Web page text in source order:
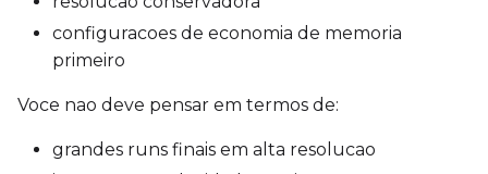
Toggle Use EMA
Use EMA
ToggleUnload TE
Unload TE
ToggleCache Text
Cache Text
configuracoes de economia de memoria
primeiro
Voce nao deve pensar em termos de:
grandes runs finais em alta resolucao